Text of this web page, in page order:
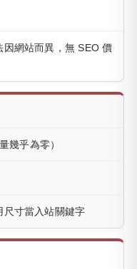
網站而異，無 SEO 價
幾乎為零）
尺寸當入站關鍵字